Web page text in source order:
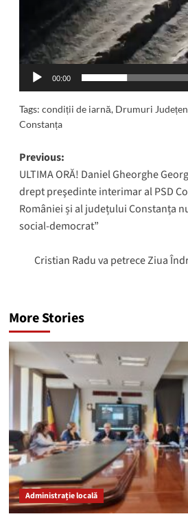
00:00
Tags: condiții de iarnă, Drumuri
Constanța
Post
navigation
Previous:
ULTIMA ORĂ! Daniel Gheorghe
drept preşedinte interimar al PSD
României și al județului Constanța
social-democrat”
Cristian Radu va petrece Ziua
More Stories
Administrație locală